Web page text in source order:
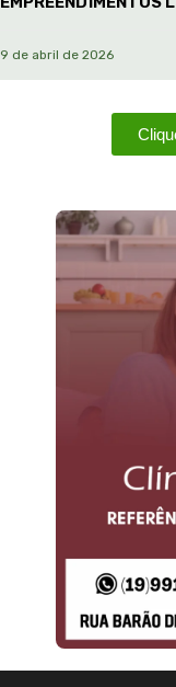
9 de abril de 2026